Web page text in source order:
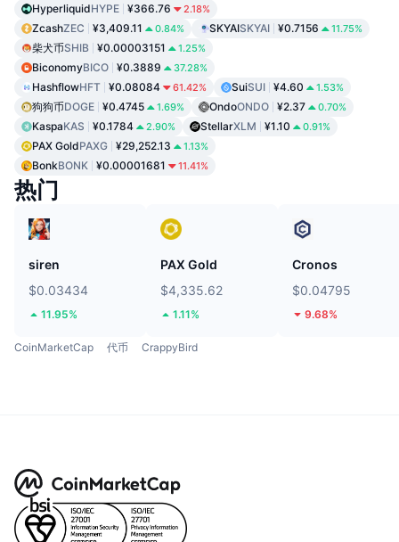
HyperliquidHYPE ¥366.76 2.18%
ZcashZEC ¥3,409.11 0.84% SKYAISKYAI ¥0.7156 11.75%
柴犬币SHIB ¥0.00003151 1.25%
BiconomyBICO ¥0.3889 37.28%
HashflowHFT ¥0.08084 61.42% SuiSUI ¥4.60 1.53%
狗狗币DOGE ¥0.4745 1.69% OndoONDO ¥2.37 0.70%
KaspaKAS ¥0.1784 2.90% StellarXLM ¥1.10 0.91%
PAX GoldPAXG ¥29,252.13 1.13%
BonkBONK ¥0.00001681 11.41%
热门
siren
$0.03434
11.95%
PAX Gold
$4,335.62
1.11%
Cronos
$0.04795
9.68%
CoinMarketCap 代币 CrappyBird